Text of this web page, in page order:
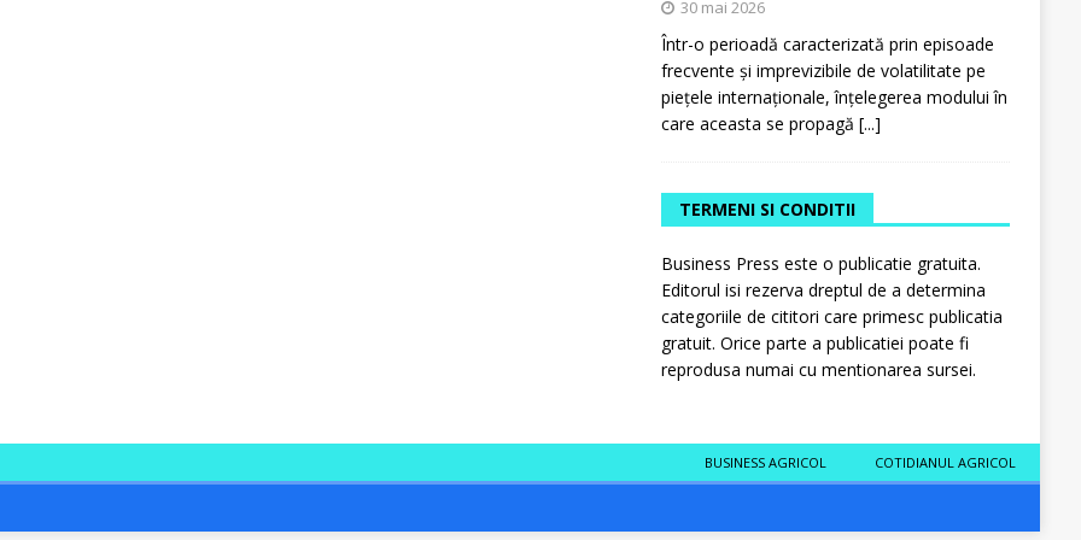
30 mai 2026
Într-o perioadă caracterizată prin episoade
frecvente și imprevizibile de volatilitate pe
piețele internaționale, înțelegerea modului în
care aceasta se propagă [...]
TERMENI SI CONDITII
Business Press este o publicatie gratuita.
Editorul isi rezerva dreptul de a determina
categoriile de cititori care primesc publicatia
gratuit. Orice parte a publicatiei poate fi
reprodusa numai cu mentionarea sursei.
BUSINESS AGRICOL COTIDIANUL AGRICOL